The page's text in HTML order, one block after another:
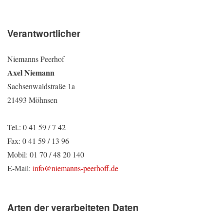
Verantwortlicher
Niemanns Peerhof
Axel Niemann
Sachsenwaldstraße 1a
21493 Möhnsen
Tel.: 0 41 59 / 7 42
Fax: 0 41 59 / 13 96
Mobil: 01 70 / 48 20 140
E-Mail: info@niemanns-peerhoff.de
Arten der verarbeiteten Daten